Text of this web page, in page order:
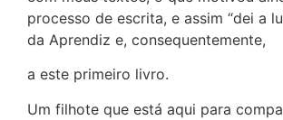
processo de escrita, e assim “dei a
da Aprendiz e, consequentemente,
a este primeiro livro.
Um filhote que está aqui para